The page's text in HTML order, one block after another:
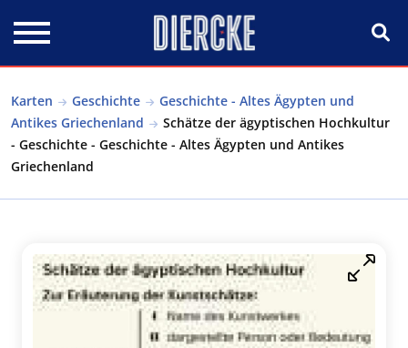
Karten Geschichte
Geschichte - Altes Ägypten und
Antikes Griechenland
Schätze der ägyptischen Hochkultur
- Geschichte - Geschichte - Altes Ägypten und Antikes
Griechenland